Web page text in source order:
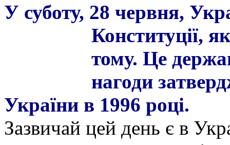
У суботу, 28 червня,
Конституції,
тому. Це
нагоди
України в 1996 році.
Зазвичай цей день є в